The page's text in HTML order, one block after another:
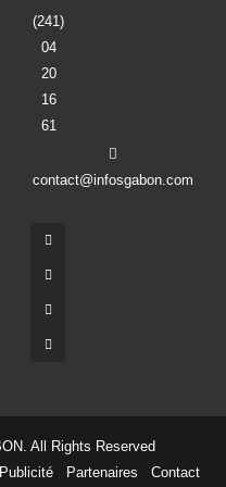
(241)
04
20
16
61
contact@infosgabon.com
All Rights Reserved
Publicité Partenaires Contact